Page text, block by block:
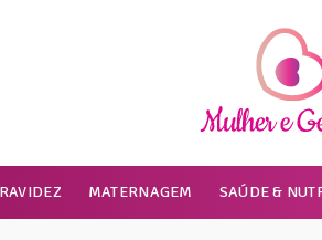
MATERNAGEM SAÚDE &